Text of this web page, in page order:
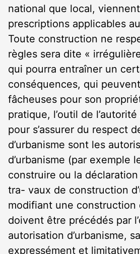
national que local,
prescriptions applicables
Toute construction ne
règles sera dite «
qui pourra entraîner un
conséquences, qui peuvent
fâcheuses pour son
pratique, l’outil de
pour s’assurer du respect
d’urbanisme sont les
d’urbanisme (par exemple
construire ou la
tra- vaux de construction
modifiant une construction
doivent être précédés par
autorisation d’urbanisme,
expressément et